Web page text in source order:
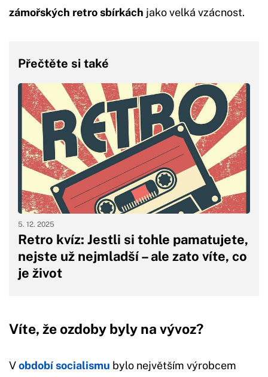
zámořských retro sbírkách jako velká vzácnost.
Přečtěte si také
Retro kvíz: Jestli si tohle pamatujete,
nejste už nejmladší – ale zato víte, co
je život
5. 12. 2025
Víte, že ozdoby byly na vývoz?
Vobdobí socialismu bylo největším výrobcem